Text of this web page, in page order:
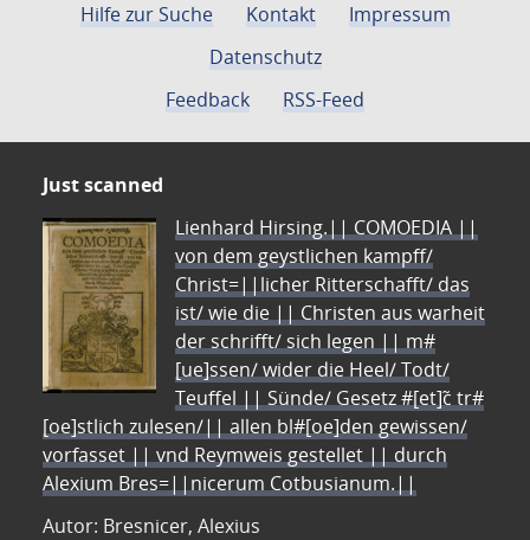
Hilfe zur Suche Kontakt
Impressum
Datenschutz
Feedback
RSS-Feed
Just scanned
Lienhard Hirsing.|| COMOEDIA ||
von dem geystlichen kampff/
Christ=||licher Ritterschafft/ das
ist/ wie die || Christen aus warheit
der schrifft/ sich legen || m#
[ue]ssen/ wider die Heel/ Todt/
Teuffel || Sünde/ Gesetz #[et]c̃ tr#
[oe]stlich zulesen/|| allen bl#[oe]den gewissen/
vorfasset || vnd Reymweis gestellet || durch
Alexium Bres=||nicerum Cotbusianum.||
Autor: Bresnicer, Alexius